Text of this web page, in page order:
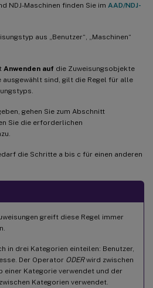
NDJ-Maschinen finden Sie im AAD/NDJ-
aus „Benutzer“, „Maschinen“
Anwenden auf die Zuweisungsobjekte
ausgewählt sind, gilt die Regel für alle
gehen Sie zum Abschnitt
Sie die erforderlichen
die Schritte a bis c für einen anderen
greift diese Regel immer
in drei Kategorien einteilen: Benutzer,
Der Operator ODERwird zwischen
einer Kategorie verwendet und der
Kategorien verwendet.